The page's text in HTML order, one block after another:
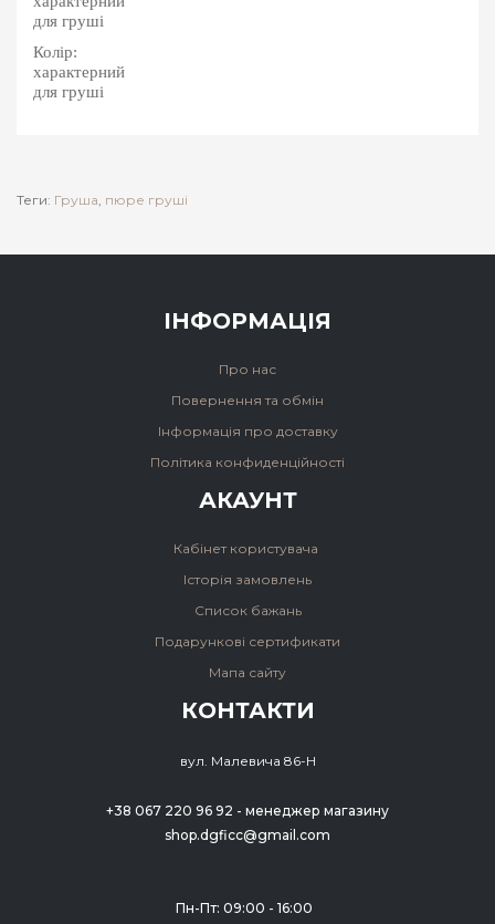
для груші
Колір:
характерний
для груші
Теги: Груша пюре груші
ІНФОРМАЦІЯ
Про нас
Повернення та обмін
Інформація про доставку
Політика конфиденційності
АКАУНТ
Кабінет користувача
Історія замовлень
Список бажань
Подарункові сертификати
Мапа сайту
КОНТАКТИ
вул. Малевича 86-Н
+38 067 220 96 92 - менеджер магазину
shop.dgficc@gmail.com
Пн-Пт: 09:00 - 16:00